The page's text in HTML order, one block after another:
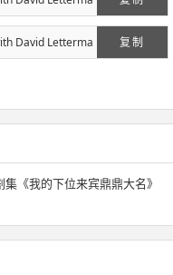
复制
David Letterma
《我的下位来宾鼎鼎大名》